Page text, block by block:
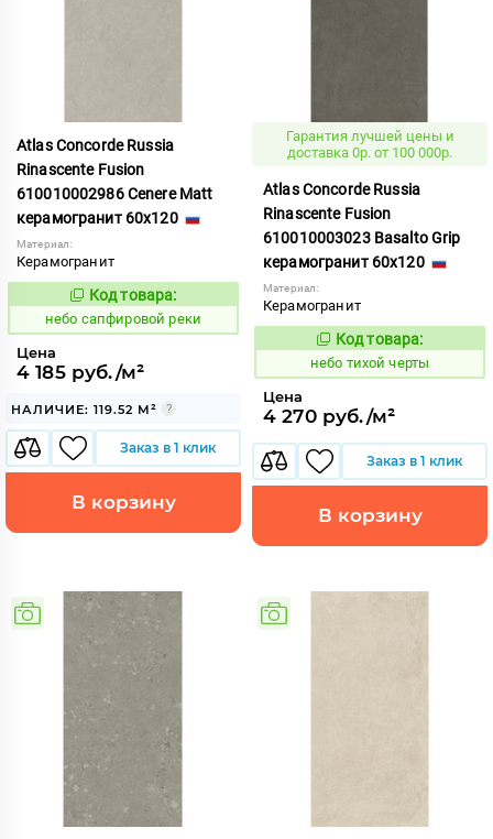
Atlas Concorde Russia
Rinascente Fusion
610010002986 Cenere Matt
керамогранит 60x120
Материал:
Керамогранит
1119579
Код товара:
небо сапфировой реки
Цена
4 185 руб./м²
НАЛИЧИЕ: 119.52 М²
Заказ в 1 клик
В корзину
Гарантия лучшей цены и
доставка 0р. от 100 000р.
Atlas Concorde Russia
Rinascente Fusion
610010003023 Basalto Grip
керамогранит 60x120
Материал:
Керамогранит
1122120
Код товара:
небо тихой черты
Цена
4 270 руб./м²
Заказ в 1 клик
В корзину